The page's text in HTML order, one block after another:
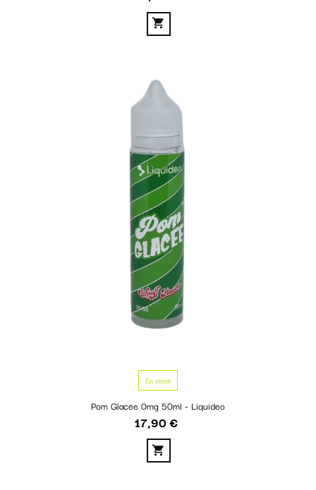
En stock
Pom Glacée 0mg 50ml - Liquideo
Prix
17,90 €